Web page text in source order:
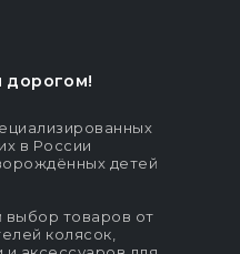
дорогом!
в России
детей
товаров от
колясок,